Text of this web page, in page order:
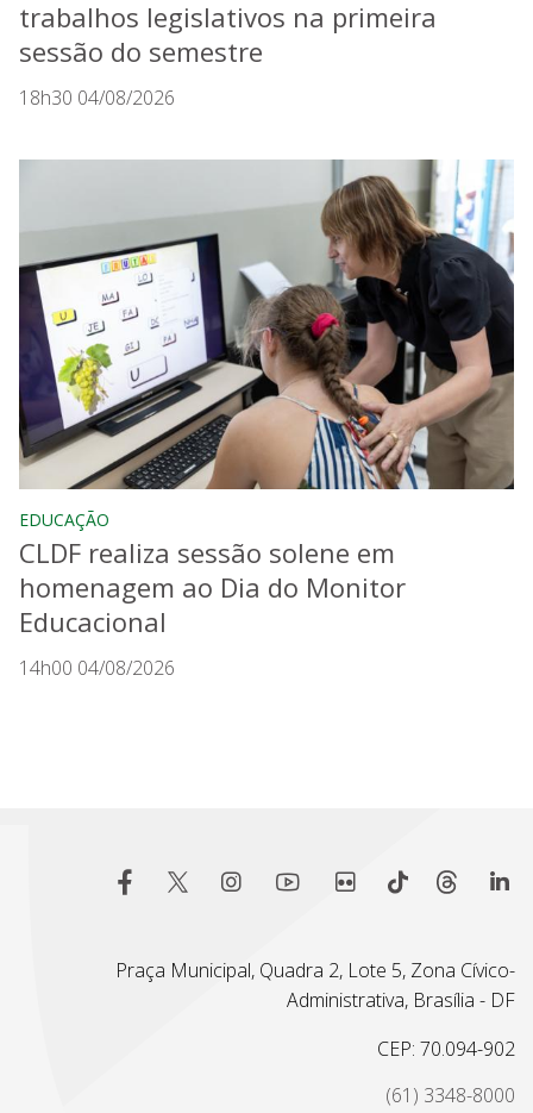
trabalhos legislativos na primeira
sessão do semestre
18h30 04/08/2026
EDUCAÇÃO
CLDF realiza sessão solene em
homenagem ao Dia do Monitor
Educacional
14h00 04/08/2026
Praça Municipal, Quadra 2, Lote 5, Zona Cívico-
Administrativa, Brasília - DF
CEP: 70.094-902
(61) 3348-8000